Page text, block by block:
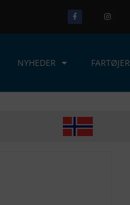
NYHEDER FARTØJER